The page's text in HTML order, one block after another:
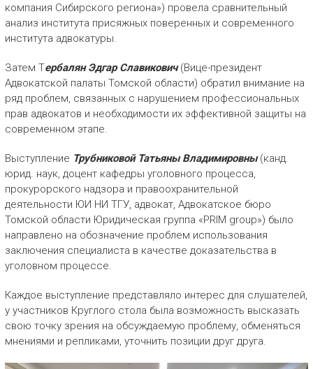
компания Сибирского региона») провела сравнительный
анализ института присяжных поверенных и современного
института адвокатуры.
Затем Тербалян Эдгар Славикович(Вице-президент
Адвокатской палаты Томской области) обратил внимание на
ряд проблем, связанных с нарушением профессиональных
прав адвокатов и необходимости их эффективной защиты на
современном этапе.
Выступление Трубниковой Татьяны Владимировны(канд.
юрид. наук, доцент кафедры уголовного процесса,
прокурорского надзора и правоохранительной
деятельности ЮИ НИ ТГУ, адвокат, Адвокатское бюро
Томской области Юридическая группа «PRIM group») было
направлено на обозначение проблем использования
заключения специалиста в качестве доказательства в
уголовном процессе.
Каждое выступление представляло интерес для слушателей,
у участников Круглого стола была возможность высказать
свою точку зрения на обсуждаемую проблему, обменяться
мнениями и репликами, уточнить позиции друг друга.